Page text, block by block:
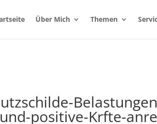
Über Mich Themen
positive-Krfte-